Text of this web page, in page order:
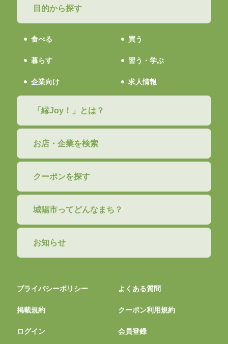
目的から探す
食べる 買う
暮らす 習う・学ぶ
企業向け 求人情報
「縁Joy！」とは？
お店・企業を検索
クーポンを探す
城陽市ってどんなまち？
お知らせ
プライバシーポリシー よくある質問
掲載規約 クーポン利用規約
ログイン 会員登録